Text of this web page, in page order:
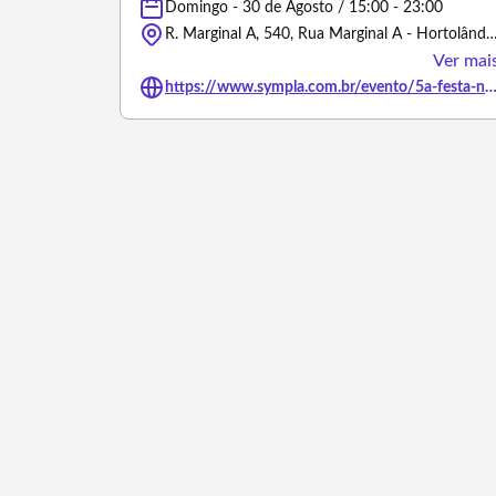
Domingo - 30 de Agosto / 15:00 - 23:00
R. Marginal A, 540, Rua Marginal A - Hortolândia/São Paulo
Ver
https://www.sympla.com.br/evento/5a-festa-nordestina-hortolandia-sp/3462097